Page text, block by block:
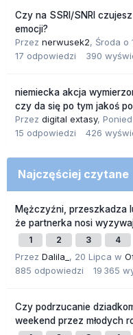
Czy na SSRI/SNRI
emocji?
Przez nerwusek2, Środa o
17 odpowiedzi 390
niemiecka akcja
czy da się po tym jakoś
Przez digital extasy,
15 odpowiedzi 426
Najczęściej czytane
Mężczyźni, przeszkadza
że partnerka nosi
1 2 3 4
Przez Dalila_ , 20 Lipca w
885 odpowiedzi 19 365
Czy podrzucanie
weekend przez młodych